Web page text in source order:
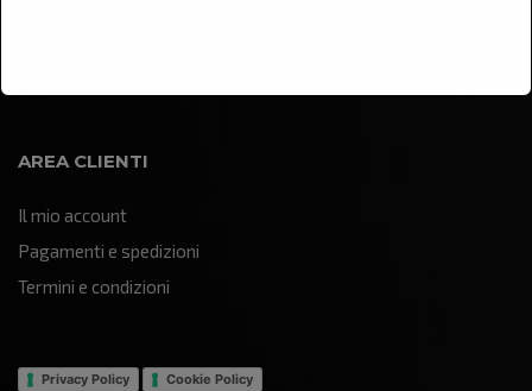
AREA CLIENTI
Il mio account
Pagamenti e spedizioni
Termini e condizioni
Privacy Policy Cookie Policy